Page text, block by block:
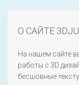
О САЙТЕ
На нашем сайте
работы с 3D
бесшовные